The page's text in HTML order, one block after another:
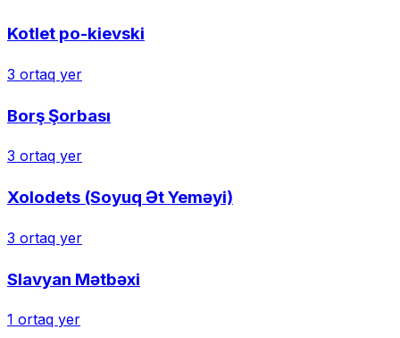
Kotlet po-kievski
3 ortaq yer
Borş Şorbası
3 ortaq yer
Xolodets (Soyuq Ət Yeməyi)
3 ortaq yer
Slavyan Mətbəxi
1 ortaq yer